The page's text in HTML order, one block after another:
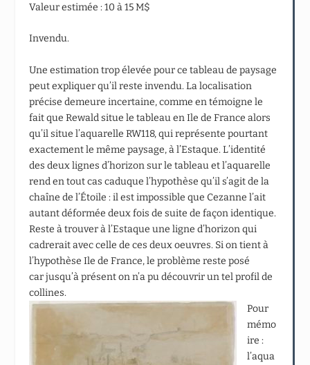
Valeur estimée : 10 à 15 M$
Invendu.
Une estimation trop élevée pour ce tableau de paysage
peut expliquer qu’il reste invendu. La localisation
précise demeure incertaine, comme en témoigne le
fait que Rewald situe le tableau en Ile de France alors
qu’il situe l’aquarelle RW118, qui représente pourtant
exactement le même paysage, à l’Estaque. L’identité
des deux lignes d’horizon sur le tableau et l’aquarelle
rend en tout cas caduque l’hypothèse qu’il s’agit de la
chaîne de l’Étoile : il est impossible que Cezanne l’ait
autant déformée deux fois de suite de façon identique.
Reste à trouver à l’Estaque une ligne d’horizon qui
cadrerait avec celle de ces deux oeuvres. Si on tient à
l’hypothèse Ile de France, le problème reste posé
car jusqu’à présent on n’a pu découvrir un tel profil de
collines.
Pour
mémo
ire :
l’aqua